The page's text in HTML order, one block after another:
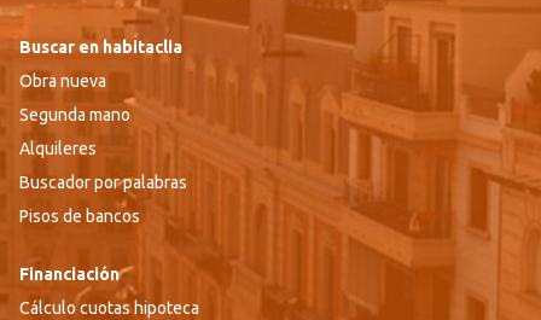
Buscar en habitaclia
Obra nueva
Segunda mano
Alquileres
Buscador por palabras
Pisos de bancos
Financiación
Cálculo cuotas hipoteca